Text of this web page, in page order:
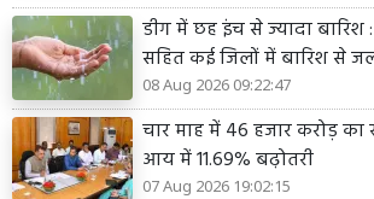
डीग में छह इंच से ज्यादा
सहित कई जिलों में बारिश से
08 Aug 2026 09:22:47
चार माह में 46 हजार करोड़ का
आय में 11.69% बढ़ोतरी
07 Aug 2026 19:02:15